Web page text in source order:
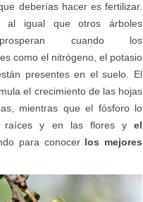
deberías hacer es fertilizar.
al igual que otros árboles
cuando los
como el nitrógeno, el potasio
presentes en el suelo. El
el crecimiento de las hojas
mientras que el fósforo lo
raíces y en las flores y el
para conocer los mejores